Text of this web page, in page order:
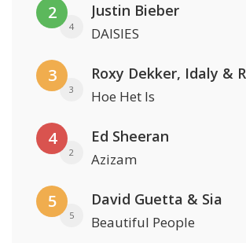
2
4
Justin Bieber
DAISIES
3
3
Roxy Dekker, Idaly &
Hoe Het Is
4
2
Ed Sheeran
Azizam
5
5
David Guetta & Sia
Beautiful People